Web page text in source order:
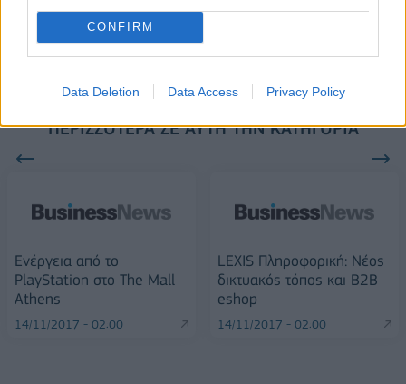
CONFIRM
Data Deletion Data Access Privacy Policy
πύλες του σε όλους
ΠΕΡΙΣΣΌΤΕΡΑ ΣΕ ΑΥΤΉ ΤΗΝ ΚΑΤΗΓΟΡΊΑ
Ενέργεια από το
PlayStation στο The Mall
Athens
14/11/2017 - 02:00
LEXIS Πληροφορική: Νέος
δικτυακός τόπος και B2B
eshop
14/11/2017 - 02:00